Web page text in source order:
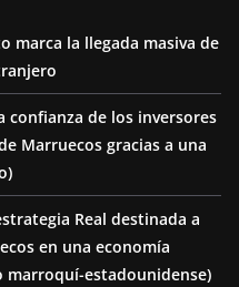
marca la llegada masiva de
confianza de los inversores
Marruecos gracias a una
Real destinada a
en una economía
estadounidense)